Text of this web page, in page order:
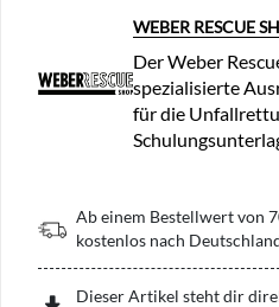
WEBER RESCUE
Der Weber
spezialisierte
für die
Ab einem Bestellwert von
kostenlos nach
Dieser Artikel steht dir